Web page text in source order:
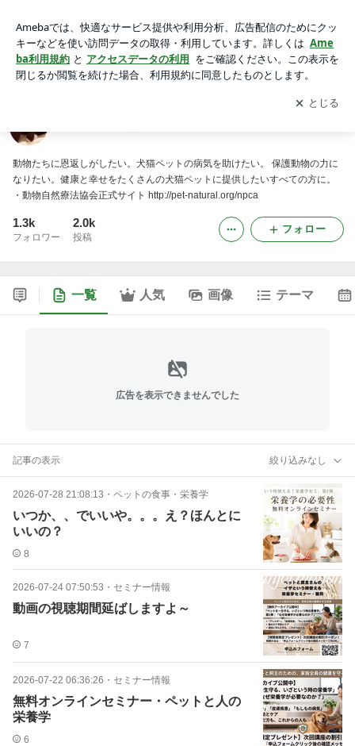
アプリをダウンロードして ブログの更新通知
を受け取りまし
ょう。
開く
動物たちに恩返しがしたい。犬猫ペットの病気を助けたい。 保護動物の力に
なりたい。健康と幸せをたくさんの犬猫ペットに提供したいすべての方に。
・動物自然療法協会正式サイト http://pet-natural.org/npca
1.3k
フォロワー
2.0k
投稿
フォロー
一覧 人気 画像 テーマ
広告を表示できませんでした
記事の表示 絞り込みなし
2026-07-28 21:08:13 ・ ペットの食事・栄養学
いつか、、でいいや。。。え？ほんとに
いいの？
8
2026-07-24 07:50:53 ・ セミナー情報
動画の視聴期間延ばしますよ～
7
2026-07-22 06:36:26 ・ セミナー情報
無料オンラインセミナー・ペットと人の
栄養学
6